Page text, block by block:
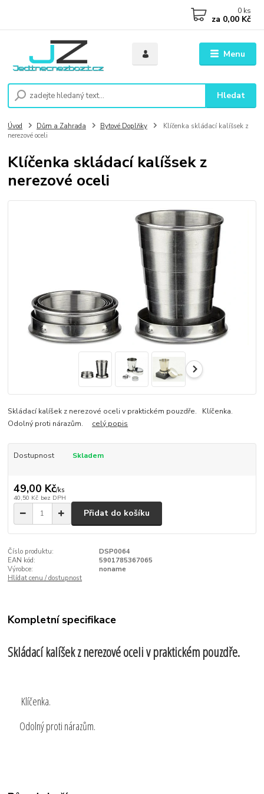
Menu
Hledat
0 ks
za 0,00 Kč
Úvod Dům a Zahrada Bytové Doplňky
Klíčenka skládací kalíšsek z
nerezové oceli
Klíčenka skládací kalíšsek z
nerezové oceli
Skládací kalíšek z nerezové oceli v praktickém pouzdře. Klíčenka.
Odolný proti nárazům. celý popis
Dostupnost Skladem
49,00 Kč/ks
40,50 Kč bez DPH
Přidat do košíku
Číslo produktu:
DSP0064
EAN kód:
5901785367065
Výrobce:
noname
Hlídat cenu / dostupnost
Kompletní specifikace
Skládací kalíšek z nerezové oceli v praktickém pouzdře.
Klíčenka.
Odolný proti nárazům.